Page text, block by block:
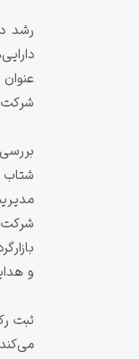
رشد
و